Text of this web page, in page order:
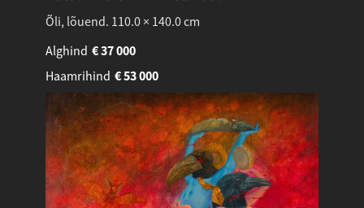
Õli, lõuend. 110.0 × 140.0 cm
Alghind
37 000
€
Haamrihind
53 000
€